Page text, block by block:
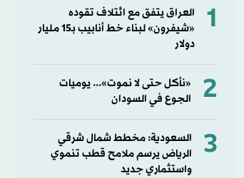
1
العراق يتفق مع ائتلاف تقوده
«شيفرون» لبناء خط أنابيب بـ15 مليار
دولار
2
«نأكل حتى لا نموت»... يوميات
الجوع في السودان
3
السعودية: مخطط شمال شرقي
الرياض يرسم ملامح قطب تنموي
واستثماري جديد